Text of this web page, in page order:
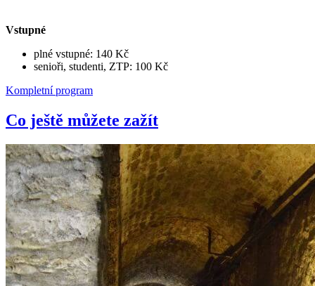
Vstupné
plné vstupné: 140 Kč
senioři, studenti, ZTP: 100 Kč
Kompletní program
Co ještě můžete zažít